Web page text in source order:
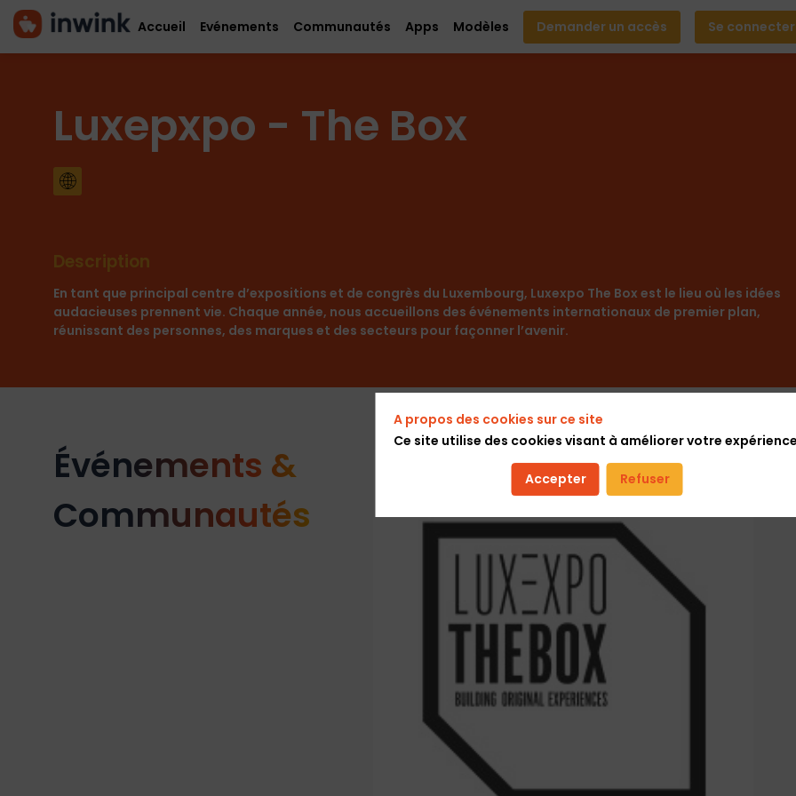
Accueil Evénements Communautés Apps Modèles Demander un accès Se connecter
Luxepxpo - The Box
Description
En tant que principal centre d’expositions et de congrès du Luxembourg, Luxexpo The Box est le lieu où les idées
audacieuses prennent vie. Chaque année, nous accueillons des événements internationaux de premier plan,
réunissant des personnes, des marques et des secteurs pour façonner l’avenir.
Événements &
Communautés
A propos des cookies sur ce site
Ce site utilise des cookies visant à améliorer votre
Accepter Refuser